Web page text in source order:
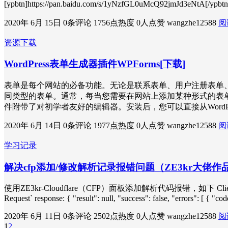
[ypbtn]https://pan.baidu.com/s/1yNzfGL0uMcQ92jmJd3eNtA[/
2020年 6月 15日 0条评论 1756点热度 0人点赞 wangzhe12588
资源下载
WordPress表单生成器插件WPForms[下载]
表单是每个网站的必备功能。无论是联系表单、用户注册表
同类型的表单。通常，每当您需要在网站上添加某种形式的
件附带了对初学者友好的编辑器。安装后，您可以直接从
2020年 6月 14日 0条评论 1977点热度 0人点赞 wangzhe12588
学习记录
解决cfp添加/修改解析记录报错问题（ZE3kr大佬作
使用ZE3kr-Cloudflare（CFP）面板添加解析代码报错，如下
Request` response: { "result": null, "success": false, "errors": [ {
2020年 6月 11日 0条评论 2502点热度 0人点赞 wangzhe12588